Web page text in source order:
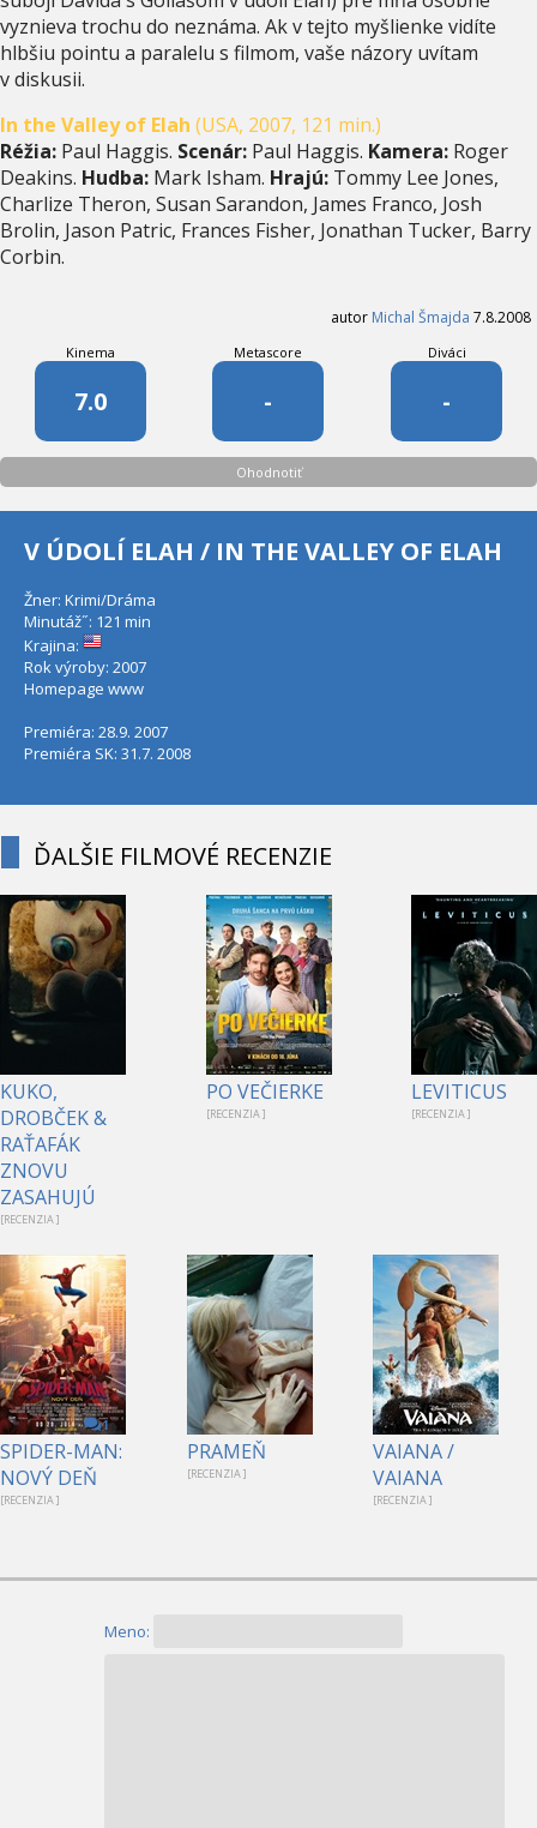
vyznieva trochu do neznáma. Ak v tejto myšlienke vidíte
hlbšiu pointu a paralelu s filmom, vaše názory uvítam
v diskusii.
In the Valley of Elah (USA, 2007, 121 min.)
Réžia: Paul Haggis. Scenár: Paul Haggis. Kamera: Roger
Deakins. Hudba: Mark Isham. Hrajú: Tommy Lee Jones,
Charlize Theron, Susan Sarandon, James Franco, Josh
Brolin, Jason Patric, Frances Fisher, Jonathan Tucker, Barry
Corbin.
autor Michal Šmajda 7.8.2008
Kinema
7.0
Metascore
-
Diváci
-
Ohodnotiť
V ÚDOLÍ ELAH / IN THE VALLEY OF ELAH
Žner: Krimi/Dráma
Minutáž˝: 121 min
Krajina:
Rok výroby: 2007
Homepage www
Premiéra: 28.9. 2007
Premiéra SK: 31.7. 2008
ĎALŠIE FILMOVÉ RECENZIE
KUKO,
DROBČEK &
RAŤAFÁK
ZNOVU
ZASAHUJÚ
[RECENZIA ]
PO VEČIERKE
[RECENZIA ]
LEVITICUS
[RECENZIA ]
1
SPIDER-MAN:
NOVÝ DEŇ
[RECENZIA ]
PRAMEŇ
[RECENZIA ]
VAIANA /
VAIANA
[RECENZIA ]
Meno: